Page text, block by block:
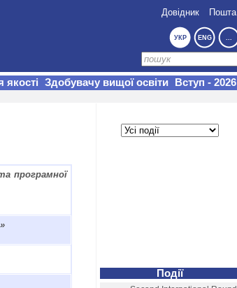
Довідник Пошта
УКР ENG ...
якості Здобувачу вищої освіти Вступ - 2026
Події
програмної